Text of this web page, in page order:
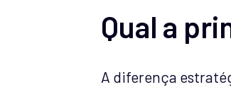
Qual a
A diferença